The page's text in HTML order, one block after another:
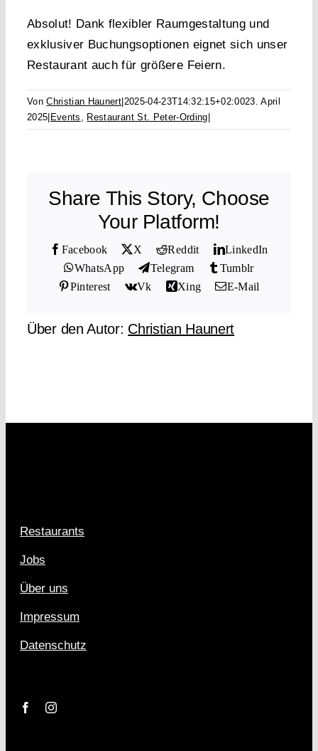
Absolut! Dank flexibler Raumgestaltung und
exklusiver Buchungsoptionen eignet sich unser
Restaurant auch für größere Feiern.
VonChristian Haunert 2025-04-23T14:32:15+02:0023. April
2025 Events , Restaurant St. Peter-Ording
Share This Story, Choose
Your Platform!
Facebook X Reddit
LinkedIn
WhatsApp
Telegram
Tumblr
Pinterest
Vk Xing E-Mail
Über den Autor: Christian Haunert
Restaurants
Jobs
Über uns
Impressum
Datenschutz